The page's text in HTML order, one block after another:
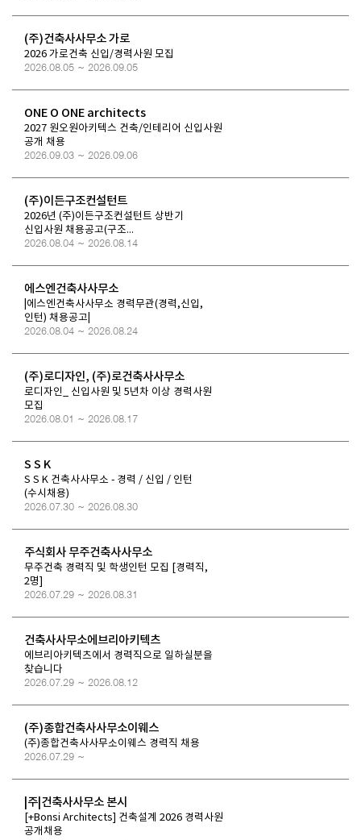
(주)건축사사무소 가로
2026 가로건축 신입/경력사원 모집
2026.08.05 ~ 2026.09.05
ONE O ONE architects
2027 원오원아키텍스 건축/인테리어 신입사원
공개 채용
2026.09.03 ~ 2026.09.06
(주)이든구조컨설턴트
2026년 (주)이든구조컨설턴트 상반기
신입사원 채용공고(구조...
2026.08.04 ~ 2026.08.14
에스엔건축사사무소
|에스엔건축사사무소 경력무관(경력,신입,
인턴) 채용공고|
2026.08.04 ~ 2026.08.24
(주)로디자인, (주)로건축사사무소
로디자인_ 신입사원 및 5년차 이상 경력사원
모집
2026.08.01 ~ 2026.08.17
S S K
S S K 건축사사무소 - 경력 / 신입 / 인턴
(수시채용)
2026.07.30 ~ 2026.08.30
주식회사 무주건축사사무소
무주건축 경력직 및 학생인턴 모집 [경력직,
2명]
2026.07.29 ~ 2026.08.31
건축사사무소에브리아키텍츠
에브리아키텍츠에서 경력직으로 일하실분을
찾습니다
2026.07.29 ~ 2026.08.12
(주)종합건축사사무소이웨스
(주)종합건축사사무소이웨스 경력직 채용
2026.07.29 ~
|주|건축사사무소 본시
[+Bonsi Architects] 건축설계 2026 경력사원
공개채용